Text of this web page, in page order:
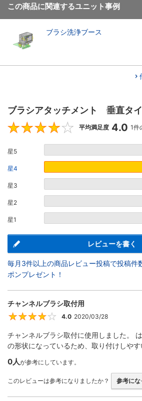
この商品に関連するユニット事例
ブラシ洗浄ブース
ブラシアタッチメント 垂直タ
平均満足度 4.0 1件
星5
星4
星3
星2
星1
レビューを書く
毎月3件以上の商品レビュー投稿で投稿
ポンプレゼント！
チャンネルブラシ取付用
4
4.0 2020/03/28
チャンネルブラシ取付に使用しました。
の形状になっているため、取り付けしやす
0人が参考にしています。
このレビューは参考になりましたか？ 参考にな